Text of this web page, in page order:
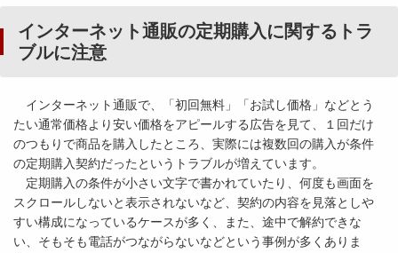
インターネット通販の定期購入に関するトラ
ブルに注意
インターネット通販で、「初回無料」「お試し価格」などとう
たい通常価格より安い価格をアピールする広告を見て、１回だけ
のつもりで商品を購入したところ、実際には複数回の購入が条件
の定期購入契約だったというトラブルが増えています。
定期購入の条件が小さい文字で書かれていたり、何度も画面を
スクロールしないと表示されないなど、契約の内容を見落としや
すい構成になっているケースが多く、また、途中で解約できな
い、そもそも電話がつながらないなどという事例が多くありま